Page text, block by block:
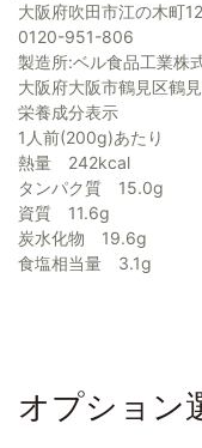
大阪府吹田市江の木町
0120-951-806
製造所:ベル食品工業株
大阪府大阪市鶴見区鶴
栄養成分表示
1人前(200g)あたり
熱量 242kcal
タンパク質 15.0g
資質 11.6g
炭水化物 19.6g
食塩相当量 3.1g
オプション